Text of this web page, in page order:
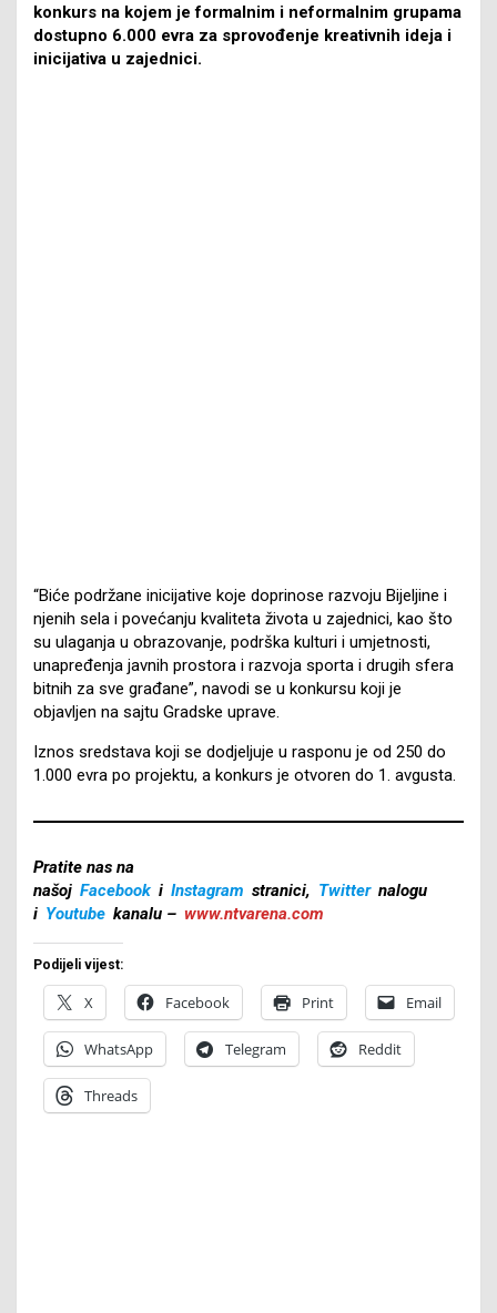
konkurs na kojem je formalnim i neformalnim grupama
dostupno 6.000 evra za sprovođenje kreativnih ideja i
inicijativa u zajednici.
“Biće podržane inicijative koje doprinose razvoju Bijeljine i
njenih sela i povećanju kvaliteta života u zajednici, kao što
su ulaganja u obrazovanje, podrška kulturi i umjetnosti,
unapređenja javnih prostora i razvoja sporta i drugih sfera
bitnih za sve građane”, navodi se u konkursu koji je
objavljen na sajtu Gradske uprave.
Iznos sredstava koji se dodjeljuje u rasponu je od 250 do
1.000 evra po projektu, a konkurs je otvoren do 1. avgusta.
Pratite nas na
našoj Facebook i Instagram stranici, Twitter nalogu
i Youtube kanalu – www.ntvarena.com
Podijeli vijest:
X Facebook Print Email
WhatsApp Telegram Reddit
Threads